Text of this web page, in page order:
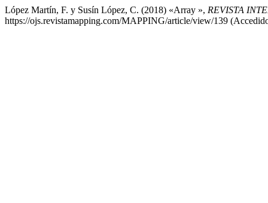
López Martín, F. y Susín López, C. (2018) «Array », REVISTA
https://ojs.revistamapping.com/MAPPING/article/view/139